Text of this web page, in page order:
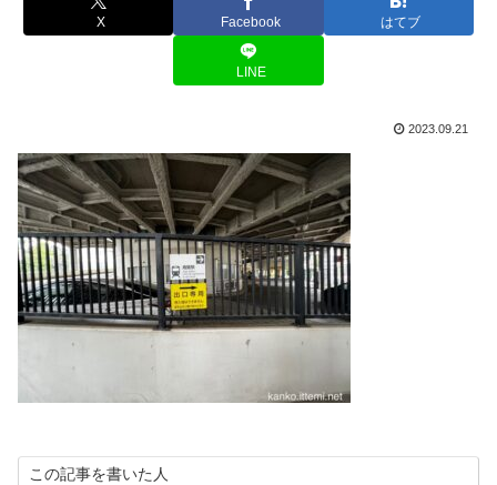
X Facebook はてブ
LINE
2023.09.21
この記事を書いた人